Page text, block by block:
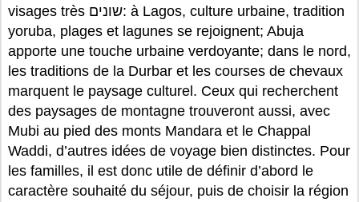
visages très שונים: à Lagos, culture urbaine, tradition
yoruba, plages et lagunes se rejoignent; Abuja
apporte une touche urbaine verdoyante; dans le nord,
les traditions de la Durbar et les courses de chevaux
marquent le paysage culturel. Ceux qui recherchent
des paysages de montagne trouveront aussi, avec
Mubi au pied des monts Mandara et le Chappal
Waddi, d’autres idées de voyage bien distinctes. Pour
les familles, il est donc utile de définir d’abord le
caractère souhaité du séjour, puis de choisir la région